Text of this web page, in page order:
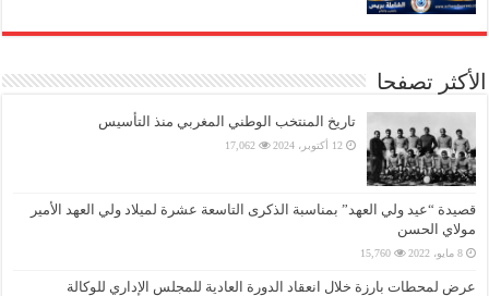
الأكثر تصفحا
تاريخ المنتخب الوطني المغربي منذ التأسيس
12 أكتوبر، 2024 17,062
قصيدة “عيد ولي العهد” بمناسبة الذكرى التاسعة عشرة لميلاد ولي العهد الأمير
مولاي الحسن
8 مايو، 2022 15,760
عرض لمحطات بارزة خلال انعقاد الدورة العادية للمجلس الإداري للوكالة